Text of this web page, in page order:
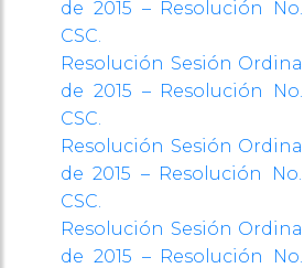
de 2015 – Resolución No.
CSC.
Resolución Sesión
de 2015 – Resolución No.
CSC.
Resolución Sesión
de 2015 – Resolución No.
CSC.
Resolución Sesión
de 2015 – Resolución No.